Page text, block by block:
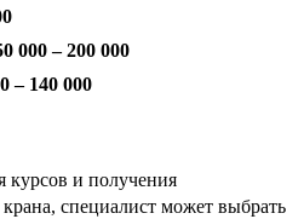
000 – 200 000
– 140 000
курсов и получения
специалист может выбрать